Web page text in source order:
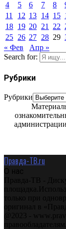
4
5 6 7 8
11
12 13 14 15
18 19 20 21 22
25 26 27 28 29
« Фев
Апр »
Search for:
Рубрики
Рубрики
Правда-ТВ.ru
О нас
Правда-ТВ -
только при
оригинал в
@2023 -
правообладателям.